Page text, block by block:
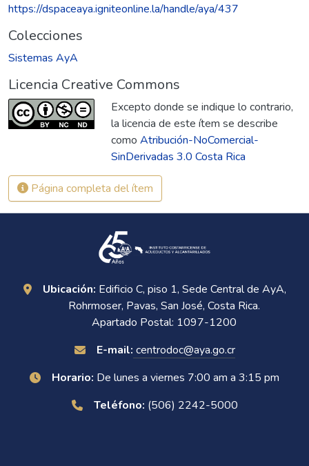
https://dspaceaya.igniteonline.la/handle/aya/437
Colecciones
Sistemas AyA
Licencia Creative Commons
Excepto donde se indique lo contrario,
la licencia de este ítem se describe
como Atribución-NoComercial-
SinDerivadas 3.0 Costa Rica
Página completa del ítem
Ubicación: Edificio C, piso 1, Sede Central de AyA,
Rohrmoser, Pavas, San José, Costa Rica.
Apartado Postal: 1097-1200
E-mail: centrodoc@aya.go.cr
Horario: De lunes a viernes 7:00 am a 3:15 pm
Teléfono: (506) 2242-5000